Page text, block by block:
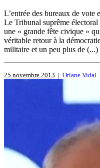
L’entrée des bureaux de vote
Le Tribunal suprême
une « grande fête civique »
véritable retour à la
militaire et un peu plus de (...)
25 novembre 2013 | Orlane Vidal